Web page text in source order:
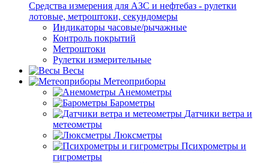
Средства измерения для АЗС и нефтебаз - рулетки
лотовые, метроштоки, секундомеры
Индикаторы часовые/рычажные
Контроль покрытий
Метроштоки
Рулетки измерительные
Весы
Метеоприборы
Анемометры
Барометры
Датчики ветра и
метеометры
Люксметры
Психрометры и
гигрометры